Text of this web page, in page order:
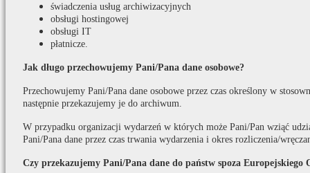
świadczenia usług archiwizacyjnych
obsługi hostingowej
obsługi IT
płatnicze.
Jak długo przechowujemy Pani/Pana dane osobowe?
Przechowujemy Pani/Pana dane osobowe przez czas określony w
następnie przekazujemy je do archiwum.
W przypadku organizacji wydarzeń w których może Pani/Pan wziąć
Pani/Pana dane przez czas trwania wydarzenia i okres rozliczenia/
Czy przekazujemy Pani/Pana dane do państw spoza Europejskiego